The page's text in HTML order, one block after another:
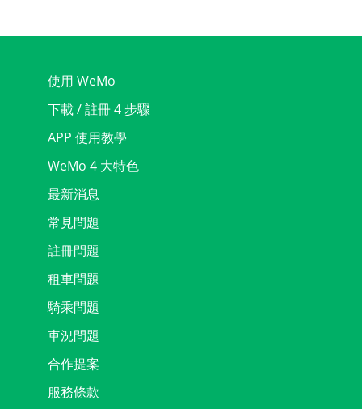
使用 WeMo
下載 / 註冊 4 步驟
APP 使用教學
WeMo 4 大特色
最新消息
常見問題
註冊問題
租車問題
騎乘問題
車況問題
合作提案
服務條款